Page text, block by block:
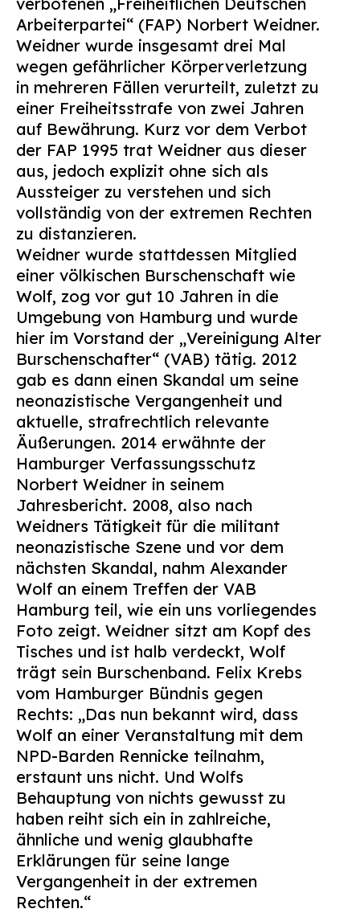
Arbeiterpartei“ (FAP) Norbert Weidner.
Weidner wurde insgesamt drei Mal
wegen gefährlicher Körperverletzung
in mehreren Fällen verurteilt, zuletzt zu
einer Freiheitsstrafe von zwei Jahren
auf Bewährung. Kurz vor dem Verbot
der FAP 1995 trat Weidner aus dieser
aus, jedoch explizit ohne sich als
Aussteiger zu verstehen und sich
vollständig von der extremen Rechten
zu distanzieren.
Weidner wurde stattdessen Mitglied
einer völkischen Burschenschaft wie
Wolf, zog vor gut 10 Jahren in die
Umgebung von Hamburg und wurde
hier im Vorstand der „Vereinigung Alter
Burschenschafter“ (VAB) tätig. 2012
gab es dann einen Skandal um seine
neonazistische Vergangenheit und
aktuelle, strafrechtlich relevante
Äußerungen. 2014 erwähnte der
Hamburger Verfassungsschutz
Norbert Weidner in seinem
Jahresbericht. 2008, also nach
Weidners Tätigkeit für die militant
neonazistische Szene und vor dem
nächsten Skandal, nahm Alexander
Wolf an einem Treffen der VAB
Hamburg teil, wie ein uns vorliegendes
Foto zeigt. Weidner sitzt am Kopf des
Tisches und ist halb verdeckt, Wolf
trägt sein Burschenband. Felix Krebs
vom Hamburger Bündnis gegen
Rechts: „Das nun bekannt wird, dass
Wolf an einer Veranstaltung mit dem
NPD-Barden Rennicke teilnahm,
erstaunt uns nicht. Und Wolfs
Behauptung von nichts gewusst zu
haben reiht sich ein in zahlreiche,
ähnliche und wenig glaubhafte
Erklärungen für seine lange
Vergangenheit in der extremen
Rechten.“